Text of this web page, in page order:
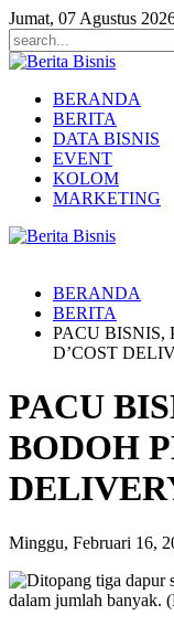
Jumat, 07 Agustus
BERANDA
BERITA
DATA BISNIS
EVENT
KOLOM
MARKETING
BERANDA
BERITA
PACU BISNIS,
D’COST
PACU
BODOH
Minggu, Februari 16,